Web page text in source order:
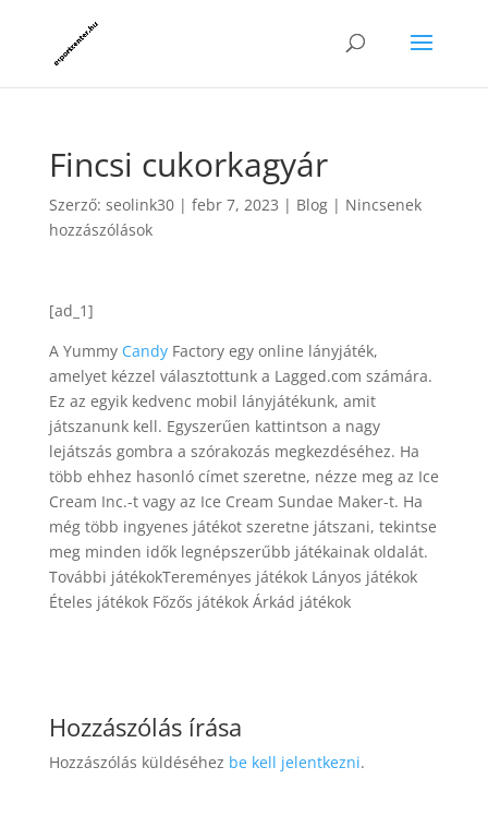
Fincsi cukorkagyár
Szerző: seolink30| febr 7, 2023 | Blog| Nincsenek
hozzászólások
[ad_1]
A Yummy CandyFactory egy online lányjáték,
amelyet kézzel választottunk a Lagged.com számára.
Ez az egyik kedvenc mobil lányjátékunk, amit
játszanunk kell. Egyszerűen kattintson a nagy
lejátszás gombra a szórakozás megkezdéséhez. Ha
több ehhez hasonló címet szeretne, nézze meg az Ice
Cream Inc.-t vagy az Ice Cream Sundae Maker-t. Ha
még több ingyenes játékot szeretne játszani, tekintse
meg minden idők legnépszerűbb játékainak oldalát.
További játékokTereményes játékok Lányos játékok
Ételes játékok Főzős játékok Árkád játékok
Hozzászólás írása
Hozzászólás küldéséhez be kell jelentkezni.